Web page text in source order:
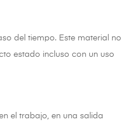
del tiempo. Este material no
estado incluso con un uso
el trabajo, en una salida